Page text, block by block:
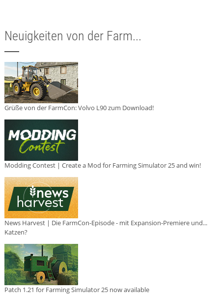
Neuigkeiten von der Farm...
Grüße von der FarmCon: Volvo L90 zum Download!
Modding Contest | Create a Mod for Farming Simulator 25 and win!
News Harvest | Die FarmCon-Episode - mit Expansion-Premiere und...
Katzen?
Patch 1.21 for Farming Simulator 25 now available